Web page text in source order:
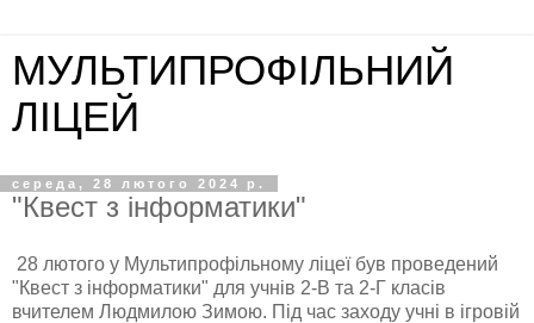
МУЛЬТИПРОФІЛЬНИЙ
ЛІЦЕЙ
середа, 28 лютого 2024 р.
"Квест з інформатики"
28 лютого у Мультипрофільному ліцеї був проведений
"Квест з інформатики" для учнів 2-В та 2-Г класів
вчителем Людмилою Зимою. Під час заходу учні в ігровій